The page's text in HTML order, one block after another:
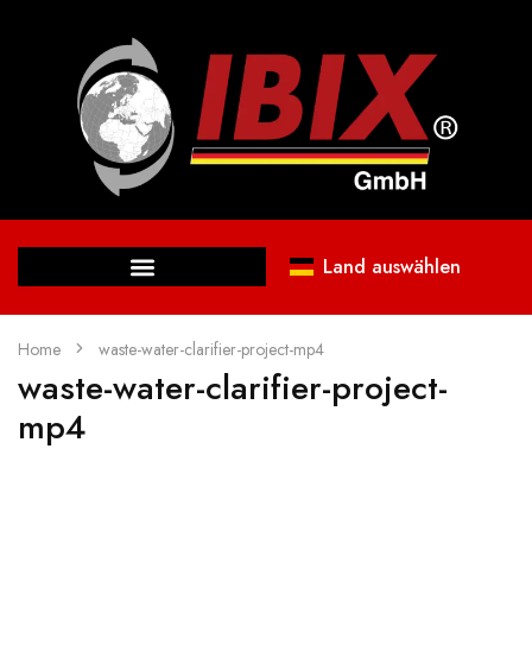
Land auswählen
Home waste-water-clarifier-project-mp4
waste-water-clarifier-project-
mp4